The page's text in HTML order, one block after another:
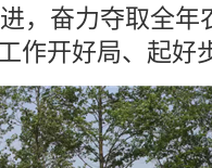
，奋力夺取全年
作开好局、起好